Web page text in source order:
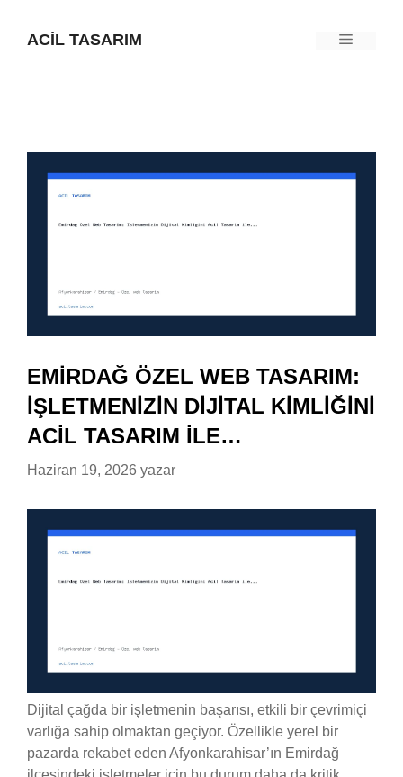
İçeriğeACIL TASARIM Menü
EMIRDAĞ ÖZEL WEB TASARIM:
İŞLETMENIZIN DIJITAL KIMLIĞINI
ACIL TASARIM ILE…
Haziran 19, 2026 yazar
Dijital çağda bir işletmenin başarısı, etkili bir çevrimiçi
varlığa sahip olmaktan geçiyor. Özellikle yerel bir
pazarda rekabet eden Afyonkarahisar’ın Emirdağ